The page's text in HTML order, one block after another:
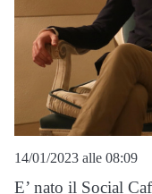
14/01/2023 alle 08:09
E’ nato il Social